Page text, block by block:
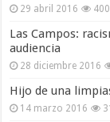
29 abril 2016
Las Campos:
audiencia
28 diciembre 2016
Hijo de una
14 marzo 2016